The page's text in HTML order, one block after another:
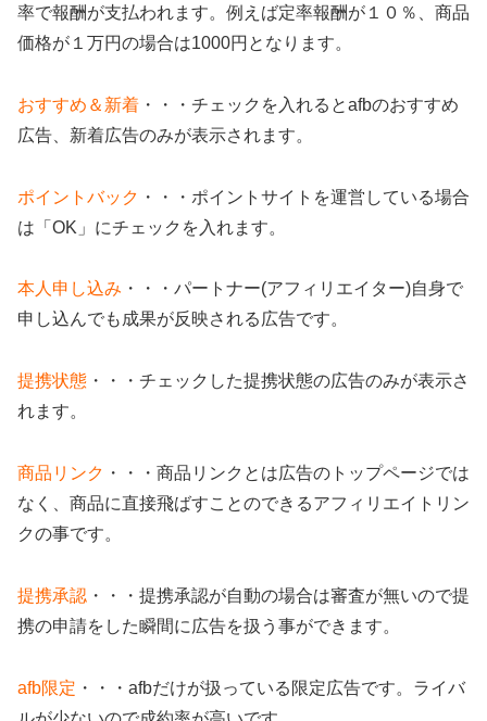
率で報酬が支払われます。例えば定率報酬が１０％、商品
価格が１万円の場合は1000円となります。
おすすめ＆新着 ・・・チェックを入れるとafbのおすすめ
広告、新着広告のみが表示されます。
ポイントバック ・・・ポイントサイトを運営している場合
は「OK」にチェックを入れます。
本人申し込み ・・・パートナー(アフィリエイター)自身で
申し込んでも成果が反映される広告です。
提携状態 ・・・チェックした提携状態の広告のみが表示さ
れます。
商品リンク ・・・商品リンクとは広告のトップページでは
なく、商品に直接飛ばすことのできるアフィリエイトリン
クの事です。
提携承認 ・・・提携承認が自動の場合は審査が無いので提
携の申請をした瞬間に広告を扱う事ができます。
afb限定 ・・・afbだけが扱っている限定広告です。ライバ